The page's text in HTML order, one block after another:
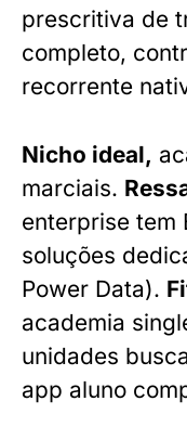
prescritiva de
completo,
recorrente
Nicho ideal,
marciais.
enterprise tem
soluções
Power Data).
academia
unidades
app aluno